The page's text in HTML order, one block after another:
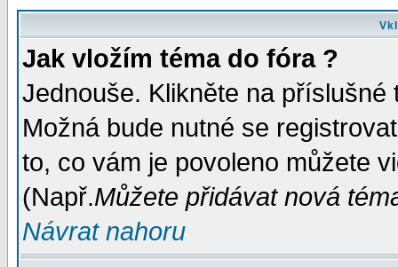
Jak vložím téma do fóra ?
Jednouše. Klikněte na
Možná bude nutné se
to, co vám je povoleno můžete
(Např.Můžete přidávat nová
Návrat nahoru